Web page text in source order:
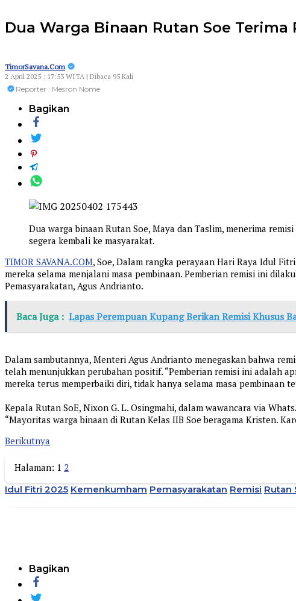
Dua Warga Binaan Rutan Soe Terima
TimorSavana.Com
2 April 2025 : 17:53 WITA | Dibaca 95 Kali
Reporter : Mesron Nome
Bagikan
Dua warga binaan Rutan Soe, Maya dan Taslim, menerima
segera kembali ke masyarakat.
TIMOR SAVANA.COM, Soe, Dalam rangka perayaan Hari Raya Idul
mereka selama menjalani masa pembinaan. Pemberian remisi ini
Pemasyarakatan, Agus Andrianto.
Baca Juga : Lapas Perempuan Kupang Berikan Remisi Khusus
Dalam sambutannya, Menteri Agus Andrianto menegaskan bahwa
telah menunjukkan perubahan positif. “Pemberian remisi ini adalah
mereka terus memperbaiki diri, tidak hanya selama masa pembinaan
Kepala Rutan SoE, Nixon G. L. Osingmahi, dalam wawancara via
“Mayoritas warga binaan di Rutan Kelas IIB Soe beragama Kristen.
Berikutnya
Halaman: 1 2
Idul Fitri 2025 Kemenkumham Pemasyarakatan Remisi Rutan
Bagikan